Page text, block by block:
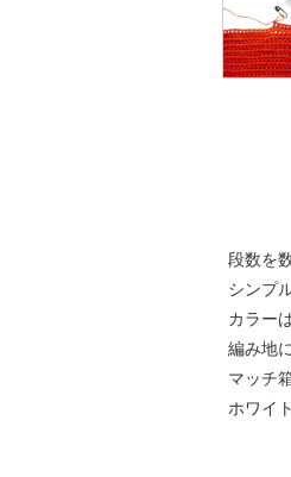
段数を
シンプ
カラー
編み地
マッチ
ホワイ